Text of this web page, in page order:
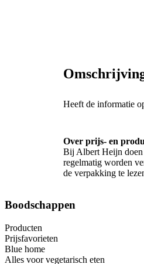
Heeft de informatie
Over prijs- en
Bij Albert Heijn doen
regelmatig worden
de verpakking te
Boodschappen
Producten
Prijsfavorieten
Blue home
Alles voor vegetarisch eten